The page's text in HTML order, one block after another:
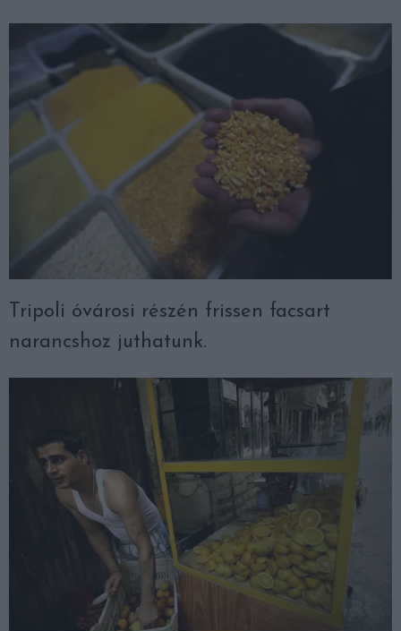
Tripoli óvárosi részén frissen facsart
narancshoz juthatunk.